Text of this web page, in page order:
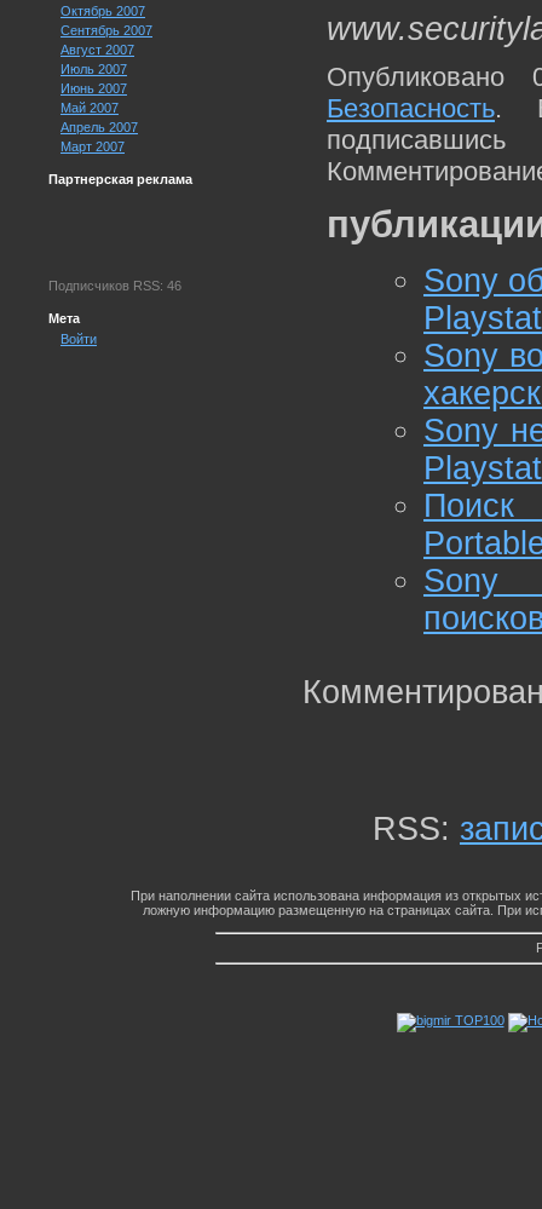
Октябрь 2007
Сентябрь 2007
Август 2007
Июль 2007
Июнь 2007
Май 2007
Апрель 2007
Март 2007
Партнерская реклама
Подписчиков RSS: 46
Мета
Войти
Безопасность.
Sony
Sony
Sony
Sony
RSS:
При наполнении сайта использована информация из открытых
ложную информацию размещенную на страницах сайта. При